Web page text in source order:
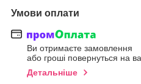
Умови оплати
Ви отримаєте замовлення
або гроші повернуться на
Детальніше